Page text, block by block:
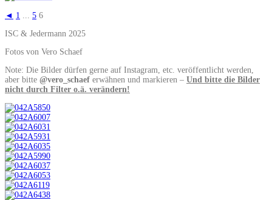
◄ 1 ... 5 6
ISC & Jedermann 2025
Fotos von Vero Schaef
Note: Die Bilder dürfen gerne auf Instagram, etc. veröffentlicht werden,
aber bitte @vero_schaef erwähnen und markieren – Und bitte die Bilder
nicht durch Filter o.ä. verändern!